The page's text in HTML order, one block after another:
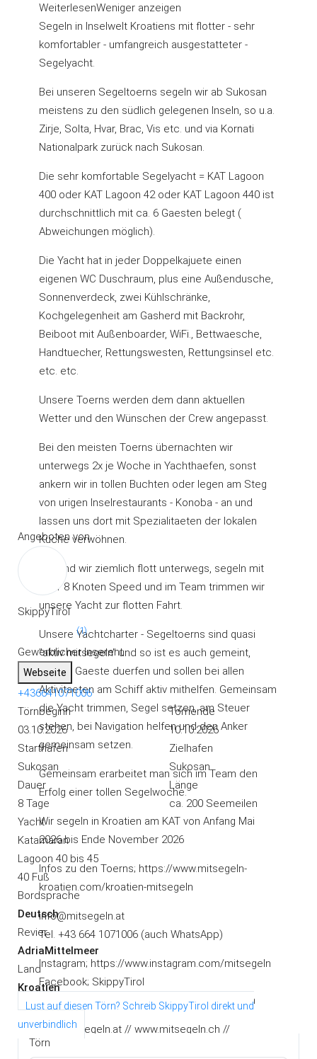
WeiterlesenWeniger anzeigen
Segeln in Inselwelt Kroatiens mit flotter - sehr
komfortabler - umfangreich ausgestatteter -
Segelyacht.
Bei unseren Segeltoerns segeln wir ab Sukosan
meistens zu den südlich gelegenen Inseln, so u.a.
Zirje, Solta, Hvar, Brac, Vis etc. und via Kornati
Nationalpark zurück nach Sukosan.
Die sehr komfortable Segelyacht = KAT Lagoon
400 oder KAT Lagoon 42 oder KAT Lagoon 440 ist
durchschnittlich mit ca. 6 Gaesten belegt (
Abweichungen möglich).
Die Yacht hat in jeder Doppelkajuete einen
eigenen WC Duschraum, plus eine Außendusche,
Sonnenverdeck, zwei Kühlschränke,
Kochgelegenheit am Gasherd mit Backrohr,
Beiboot mit Außenboarder, WiFi., Bettwaesche,
Handtuecher, Rettungswesten, Rettungsinsel etc.
etc. etc.
Unsere Toerns werden dem dann aktuellen
Wetter und den Wünschen der Crew angepasst.
Bei den meisten Toerns übernachten wir
unterwegs 2x je Woche in Yachthaefen, sonst
ankern wir in tollen Buchten oder legen am Steg
von urigen Inselrestaurants - Konoba - an und
lassen uns dort mit Spezialitaeten der lokalen
Küche verwöhnen.
Oft sind wir ziemlich flott unterwegs, segeln mit
über 8 Knoten Speed und im Team trimmen wir
unsere Yacht zur flotten Fahrt.
Unsere Yachtcharter - Segeltoerns sind quasi
"aktiv mitsegeln" und so ist es auch gemeint,
unsere Gaeste duerfen und sollen bei allen
Aktivitaeten am Schiff aktiv mithelfen. Gemeinsam
die Yacht trimmen, Segel setzen, am Steuer
stehen, bei Navigation helfen und den Anker
gemeinsam setzen.
Gemeinsam erarbeitet man sich im Team den
Erfolg einer tollen Segelwoche.
Wir segeln in Kroatien am KAT von Anfang Mai
2026 bis Ende November 2026
Infos zu den Toerns; https://www.mitsegeln-
kroatien.com/kroatien-mitsegeln
info@mitsegeln.at
Tel. +43 664 1071006 (auch WhatsApp)
Instagram; https://www.instagram.com/mitsegeln
Facebook; SkippyTirol
YouTube: SkippyTirol Segeltoerns - mitsegeln
www.mitsegeln.at // www.mitsegeln.ch //
www.mitsegeln.com
Angeboten von
SkippyTirol
(1)
Gewerblicher Inserent
Webseite
+436641071006
Törnbeginn
03.10.2026
Törnende
10.10.2026
Starthafen
Sukosan
Zielhafen
Sukosan
Dauer
8 Tage
Länge
ca. 200 Seemeilen
Yacht
Katamaran
Lagoon 40 bis 45
40 Fuß
Bordsprache
Deutsch
Revier
AdriaMittelmeer
Land
Kroatien
Lust auf diesen Törn? Schreib SkippyTirol direkt und
unverbindlich
Törn